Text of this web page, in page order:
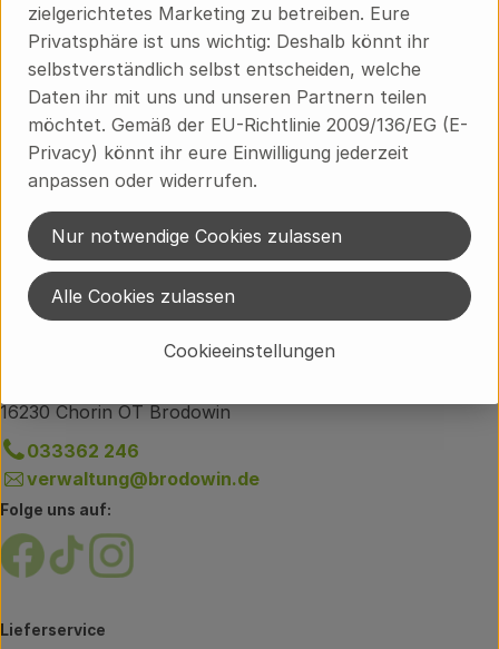
Herkunft
Hersteller: diverse
Spanien
Du hast eine Frage zum Lieferservice?
Brodowiner Dorfstraße 89
16230 Chorin OT Brodowin
033362 60-300
info@brodowin.de
Unsere Verwaltung erreichst du unter:
16230 Chorin OT Brodowin
033362 246
verwaltung@brodowin.de
Folge uns auf:
Externer Link zu https://www.facebook.com/
Externer Link zu https://www.tiktok.com/
Externer Link zu https://
Lieferservice
zielgerichtetes Marketing zu betreiben. Eure
Privatsphäre ist uns wichtig: Deshalb könnt ihr
selbstverständlich selbst entscheiden, welche
Daten ihr mit uns und unseren Partnern teilen
möchtet. Gemäß der EU-Richtlinie 2009/136/EG (E-
Privacy) könnt ihr eure Einwilligung jederzeit
anpassen oder widerrufen.
Cookieeinstellungen
Nur notwendige Cookies zulassen
Alle Cookies zulassen